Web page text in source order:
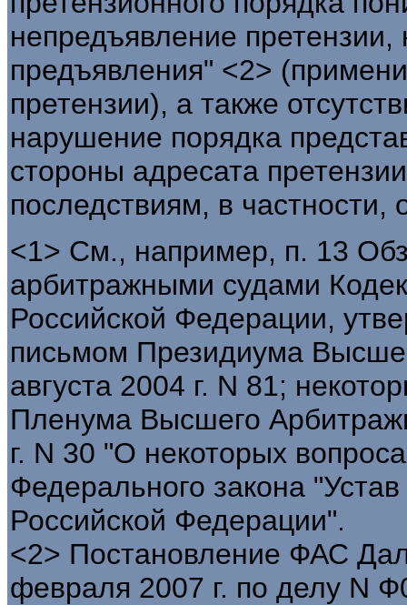
непредъявление
предъявления" <2>
претензии), а также
нарушение порядка
стороны адресата
последствиям, в частности,
<1> См., например, п. 13
арбитражными судами
Российской Федерации,
письмом Президиума
августа 2004 г. N 81;
Пленума Высшего
г. N 30 "О некоторых
Федерального закона
Российской Федерации".
<2> Постановление ФАС
февраля 2007 г. по делу N